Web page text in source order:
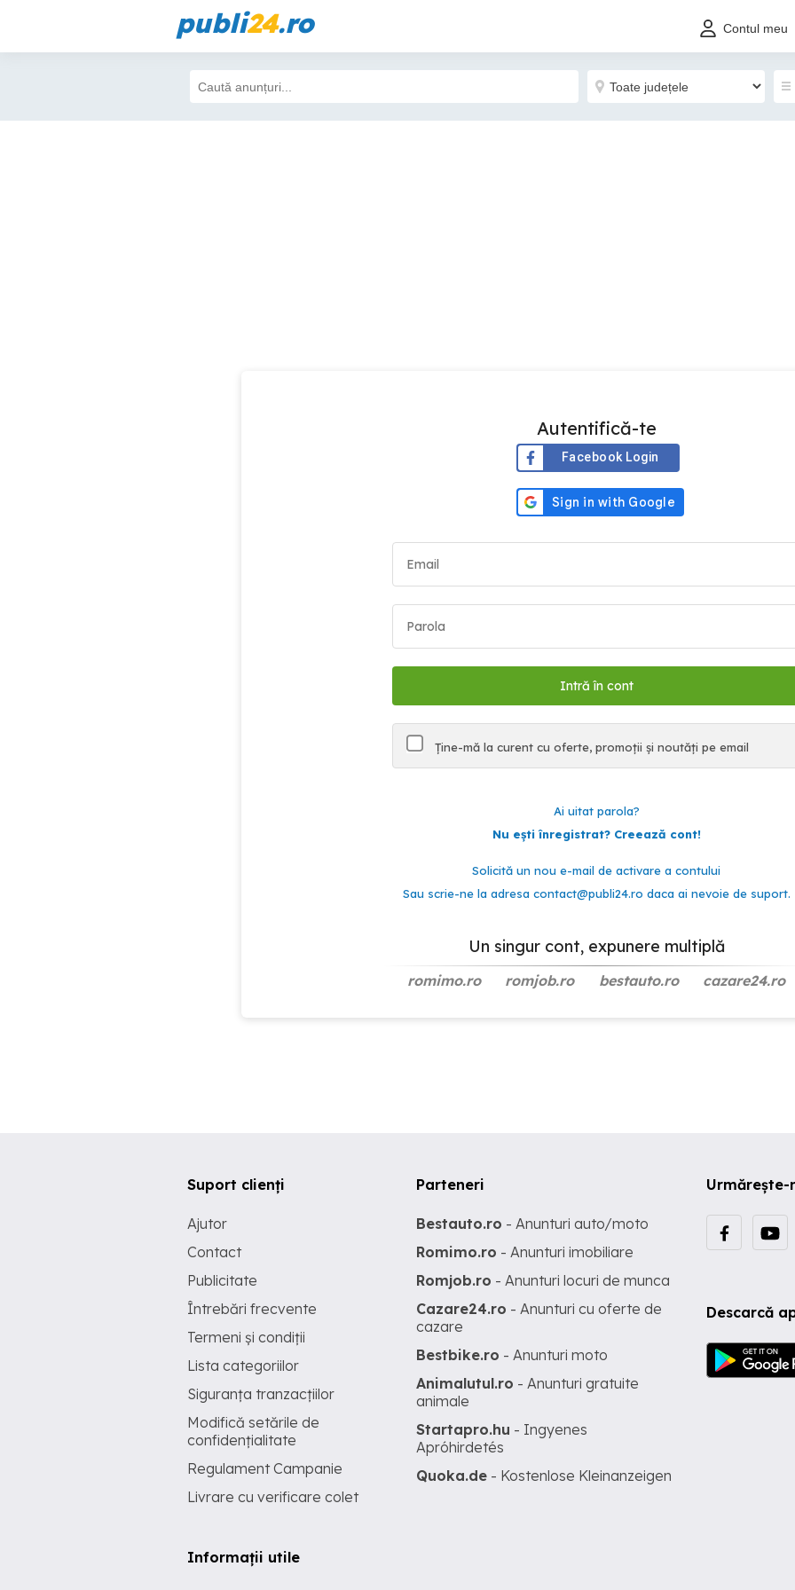
publi24.ro Contul meu
Autentifică-te
Facebook Login
Ține-mă la curent cu oferte, promoții și noutăți pe email
Ai uitat parola?
Nu ești înregistrat? Creează cont!
Solicită un nou e-mail de activare a contului
Sau scrie-ne la adresa contact@publi24.ro daca ai nevoie de suport.
Un singur cont, expunere multiplă
romimo.ro romjob.ro bestauto.ro cazare24.ro
Urmărește-
Descarcă
Suport clienți
Ajutor
Contact
Publicitate
Întrebări frecvente
Termeni și condiții
Lista categoriilor
Siguranța tranzacțiilor
Modifică setările de
confidențialitate
Regulament Campanie
Livrare cu verificare colet
Informații utile
Parteneri
Bestauto.ro - Anunturi auto/moto
Romimo.ro - Anunturi imobiliare
Romjob.ro - Anunturi locuri de munca
Cazare24.ro - Anunturi cu oferte de
cazare
Bestbike.ro - Anunturi moto
Animalutul.ro - Anunturi gratuite
animale
Startapro.hu - Ingyenes
Apróhirdetés
Quoka.de - Kostenlose Kleinanzeigen